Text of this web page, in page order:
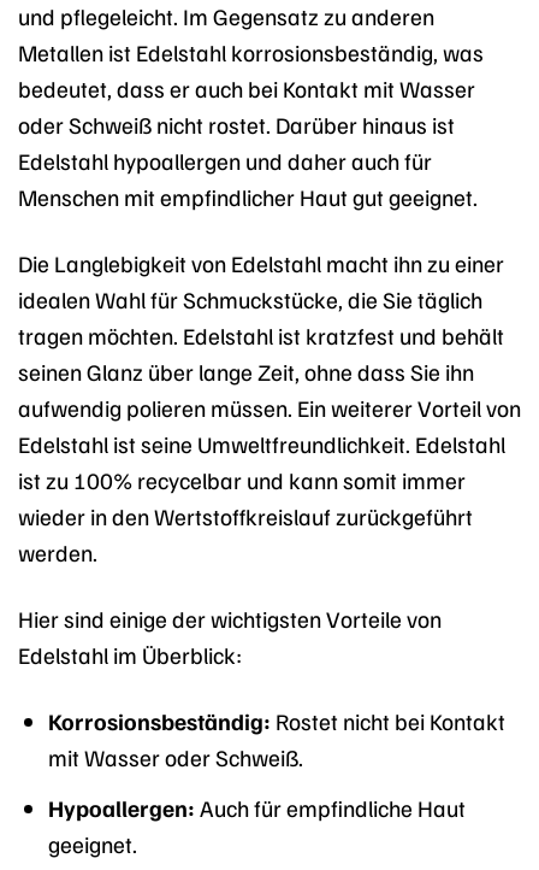
und pflegeleicht. Im Gegensatz zu anderen
Metallen ist Edelstahl korrosionsbeständig, was
bedeutet, dass er auch bei Kontakt mit Wasser
oder Schweiß nicht rostet. Darüber hinaus ist
Edelstahl hypoallergen und daher auch für
Menschen mit empfindlicher Haut gut geeignet.
Die Langlebigkeit von Edelstahl macht ihn zu einer
idealen Wahl für Schmuckstücke, die Sie täglich
tragen möchten. Edelstahl ist kratzfest und behält
seinen Glanz über lange Zeit, ohne dass Sie ihn
aufwendig polieren müssen. Ein weiterer Vorteil von
Edelstahl ist seine Umweltfreundlichkeit. Edelstahl
ist zu 100% recycelbar und kann somit immer
wieder in den Wertstoffkreislauf zurückgeführt
werden.
Hier sind einige der wichtigsten Vorteile von
Edelstahl im Überblick:
Korrosionsbeständig: Rostet nicht bei Kontakt
mit Wasser oder Schweiß.
Hypoallergen: Auch für empfindliche Haut
geeignet.